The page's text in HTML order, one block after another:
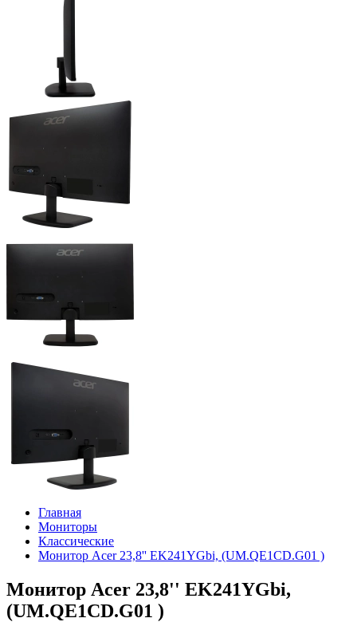
Главная
Мониторы
Классические
Монитор Acer 23,8'' EK241YGbi, (UM.QE1CD.G01 )
Монитор Acer 23,8'' EK241YGbi,
(UM.QE1CD.G01 )